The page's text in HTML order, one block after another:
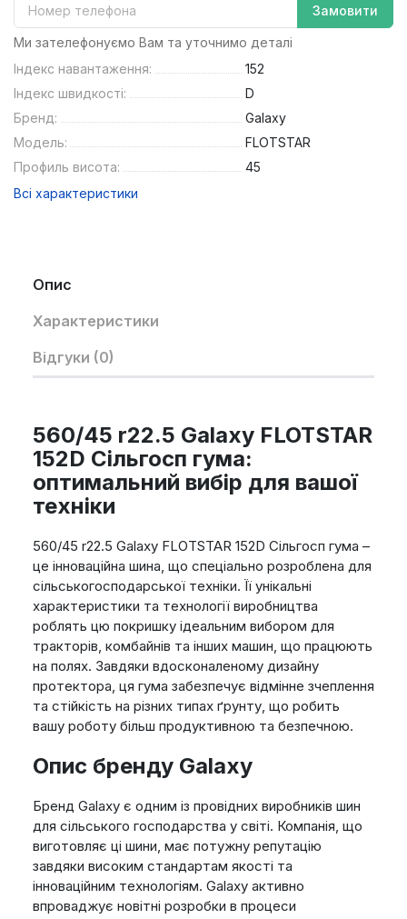
Замовити
Ми зателефонуємо Вам та уточнимо деталі
Індекс навантаження:
152
Індекс швидкості:
D
Бренд:
Galaxy
Модель:
FLOTSTAR
Профиль висота:
45
Всі характеристики
Опис
Характеристики
Відгуки (0)
560/45 r22.5 Galaxy FLOTSTAR
152D Сільгосп гума:
оптимальний вибір для вашої
техніки
560/45 r22.5 Galaxy FLOTSTAR 152D Сільгосп гума –
це інноваційна шина, що спеціально розроблена для
сільськогосподарської техніки. Її унікальні
характеристики та технології виробництва
роблять цю покришку ідеальним вибором для
тракторів, комбайнів та інших машин, що працюють
на полях. Завдяки вдосконаленому дизайну
протектора, ця гума забезпечує відмінне зчеплення
та стійкість на різних типах ґрунту, що робить
вашу роботу більш продуктивною та безпечною.
Опис бренду Galaxy
Бренд Galaxy є одним із провідних виробників шин
для сільського господарства у світі. Компанія, що
виготовляє ці шини, має потужну репутацію
завдяки високим стандартам якості та
інноваційним технологіям. Galaxy активно
впроваджує новітні розробки в процеси